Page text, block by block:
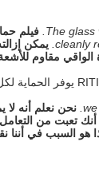
The glass فيلم
cleanly يمكن إزالته بشكل
الواقي مقاوم
نحن نعلم أنه لا
تعبت من التعامل
هو السبب في أننا